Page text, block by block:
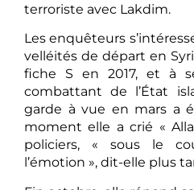
terroriste avec Lakdim.
Les enquêteurs
velléités de départ en
fiche S en 2017, et à
combattant de l’État
garde à vue en mars a
moment elle a crié «
policiers, « sous le
l’émotion », dit-elle plus